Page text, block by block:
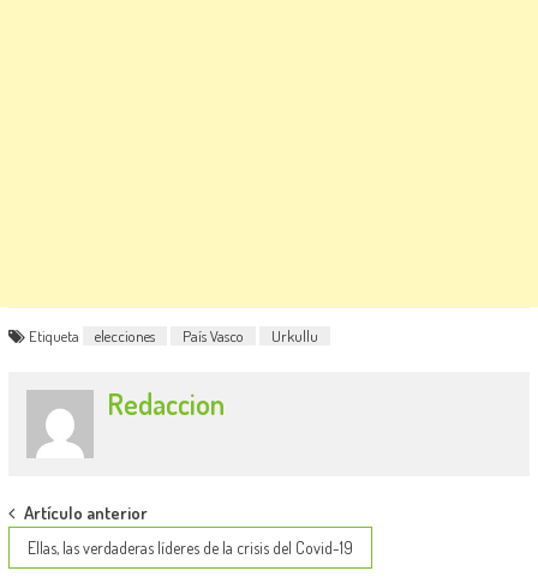
Etiqueta elecciones País Vasco Urkullu
Redaccion
Post
navigation
Artículo anterior
Ellas, las verdaderas líderes de la crisis del Covid-19